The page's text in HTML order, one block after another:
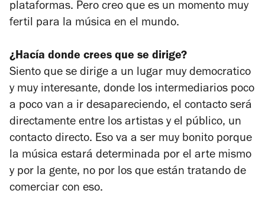
plataformas. Pero creo que es un momento muy
fertil para la música en el mundo.
¿Hacía donde crees que se dirige?
Siento que se dirige a un lugar muy democratico
y muy interesante, donde los intermediarios poco
a poco van a ir desapareciendo, el contacto será
directamente entre los artistas y el público, un
contacto directo. Eso va a ser muy bonito porque
la música estará determinada por el arte mismo
y por la gente, no por los que están tratando de
comerciar con eso.